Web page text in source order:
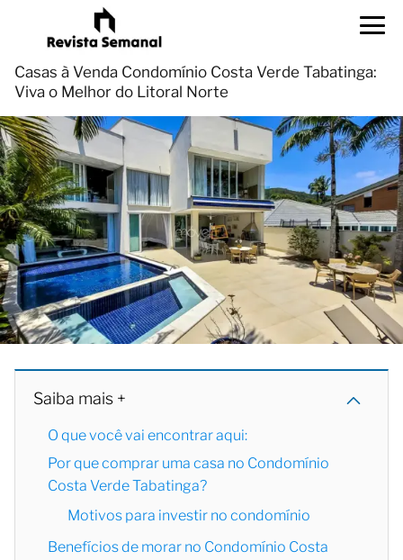
Casas à Venda Condomínio Costa Verde Tabatinga:
Viva o Melhor do Litoral Norte
Saiba mais +
O que você vai encontrar aqui:
Por que comprar uma casa no Condomínio
Costa Verde Tabatinga?
Motivos para investir no condomínio
Benefícios de morar no Condomínio Costa